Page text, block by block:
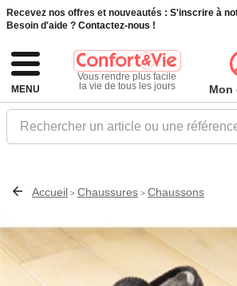
Recevez nos offres et nouveautés : S'inscrire à
Besoin d'aide ? Contactez-nous !
MENU
Vous rendre plus facile
la vie de tous les jours
Rechercher un article ou une
Mon
Accueil > Chaussures > Chaussons